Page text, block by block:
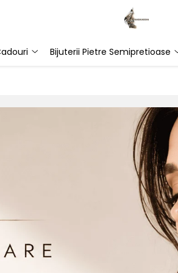
Bijuterii Pietre Semipretioase